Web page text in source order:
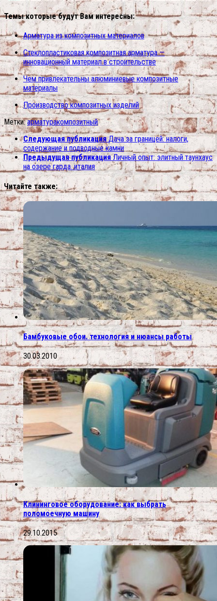
Темы которые будут Вам интересны:
Арматура из композитных материалов
Стеклопластиковая композитная арматура —
инновационный материал в строительстве
Чем привлекательны алюминиевые композитные
материалы
Производство композитных изделий
Метки: арматуракомпозитный
Следующая публикация Дача за границей: налоги,
содержание и подводные камни
Предыдущая публикация Личный опыт: элитный таунхаус
на озере гарда. италия
Читайте также:
Бамбуковые обои. технология и нюансы работы
30.03.2010
Клининговое оборудование: как выбрать
поломоечную машину
29.10.2015